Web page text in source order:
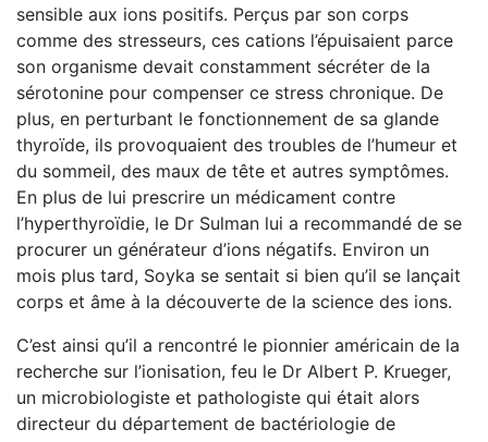
sensible aux ions positifs. Perçus par son corps
comme des stresseurs, ces cations l’épuisaient parce
son organisme devait constamment sécréter de la
sérotonine pour compenser ce stress chronique. De
plus, en perturbant le fonctionnement de sa glande
thyroïde, ils provoquaient des troubles de l’humeur et
du sommeil, des maux de tête et autres symptômes.
En plus de lui prescrire un médicament contre
l’hyperthyroïdie, le Dr Sulman lui a recommandé de se
procurer un générateur d’ions négatifs. Environ un
mois plus tard, Soyka se sentait si bien qu’il se lançait
corps et âme à la découverte de la science des ions.
C’est ainsi qu’il a rencontré le pionnier américain de la
recherche sur l’ionisation, feu le Dr Albert P. Krueger,
un microbiologiste et pathologiste qui était alors
directeur du département de bactériologie de